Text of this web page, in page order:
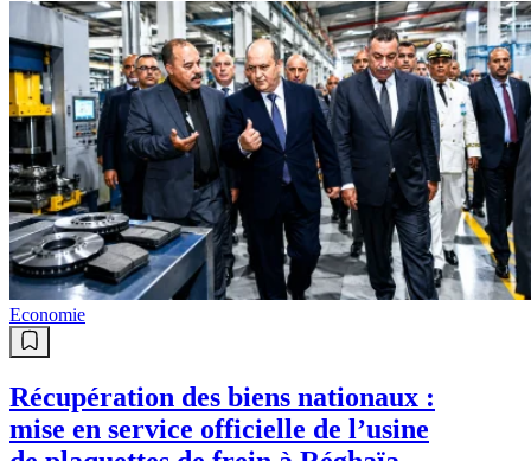
Economie
Récupération des biens nationaux :
mise en service officielle de l’usine